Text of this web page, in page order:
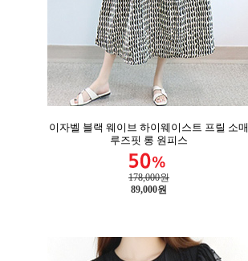
이자벨 블랙 웨이브 하이웨이스트 프릴 소매
루즈핏 롱 원피스
178,000원
89,000원